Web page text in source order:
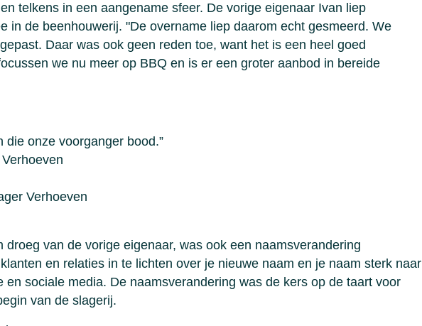
telkens in een aangename sfeer. De vorige eigenaar Ivan liep
in de beenhouwerij. "De overname liep daarom echt gesmeerd. We
Daar was ook geen reden toe, want het is een heel goed
we nu meer op BBQ en is er een groter aanbod in bereide
die onze voorganger bood.”
Verhoeven
droeg van de vorige eigenaar, was ook een naamsverandering
en relaties in te lichten over je nieuwe naam en je naam sterk naar
en sociale media. De naamsverandering was de kers op de taart voor
van de slagerij.